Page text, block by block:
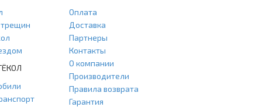
трещин
Оплата
Доставка
Партнеры
Контакты
О компании
Производители
Правила возврата
Гарантия